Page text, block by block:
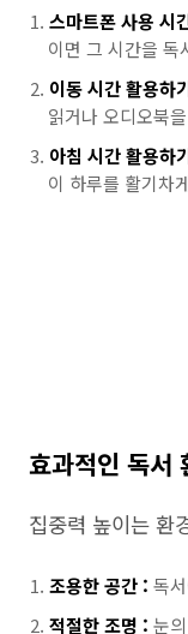
스마트폰 사용 시
이면 그 시간을 독
이동 시간 활용하
읽거나 오디오북
아침 시간 활용하
이 하루를 활기차
효과적인 독서
집중력 높이는 환
조용한 공간 : 독
적절한 조명 : 눈